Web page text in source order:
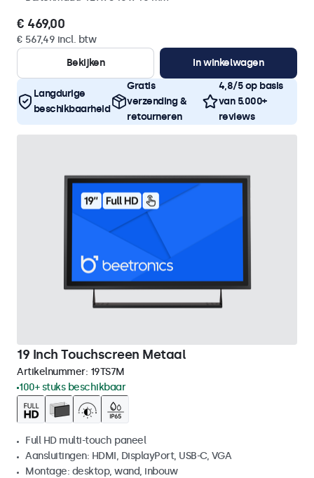
€ 469,00
€ 567,49 incl. btw
Bekijken
In winkelwagen
Langdurige
beschikbaarheid
Gratis
verzending &
retourneren
4,8/5 op basis
van 5.000+
reviews
19 Inch Touchscreen Metaal
Artikelnummer: 19TS7M
100+ stuks beschikbaar
Full HD multi-touch paneel
Aansluitingen: HDMI, DisplayPort, USB-C, VGA
Montage: desktop, wand, inbouw